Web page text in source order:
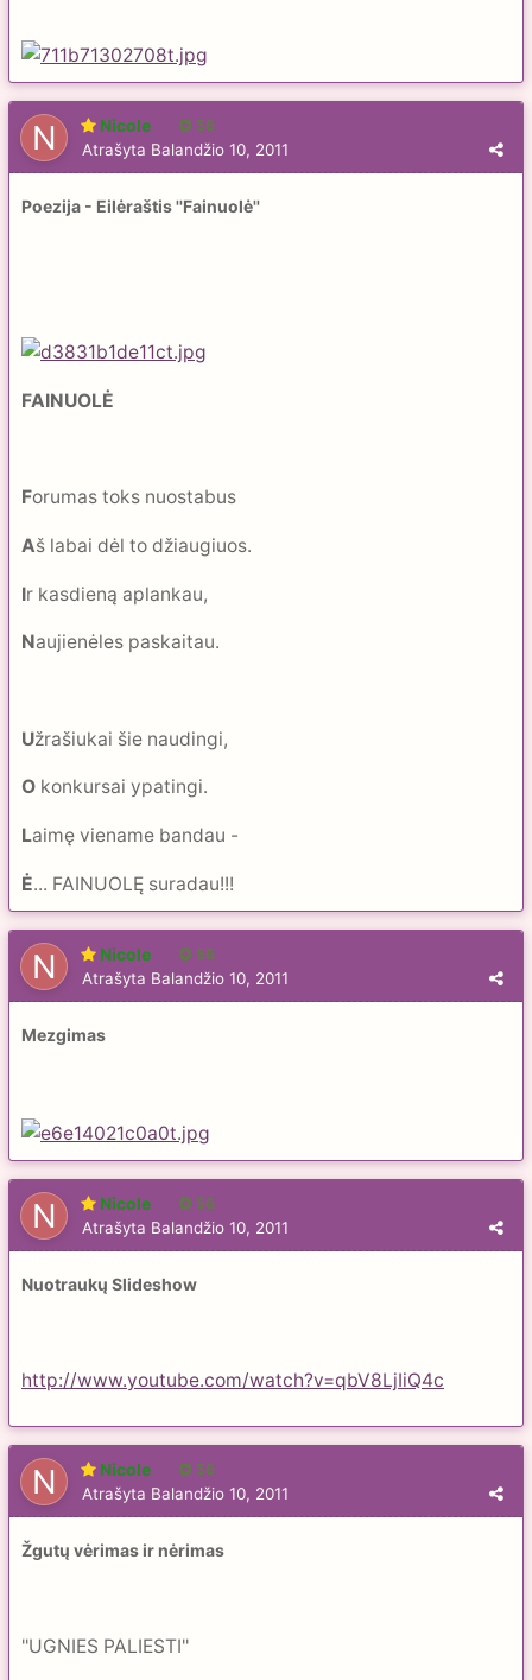
Nicole 56
Atrašyta Balandžio 10, 2011
Poezija - Eilėraštis ''Fainuolė''
FAINUOLĖ
Forumas toks nuostabus
Aš labai dėl to džiaugiuos.
Ir kasdieną aplankau,
Naujienėles paskaitau.
Užrašiukai šie naudingi,
O konkursai ypatingi.
Laimę viename bandau -
Ė... FAINUOLĘ suradau!!!
Nicole 56
Atrašyta Balandžio 10, 2011
Mezgimas
Nicole 56
Atrašyta Balandžio 10, 2011
Nuotraukų Slideshow
http://www.youtube.com/watch?v=qbV8LjIiQ4c
Nicole 56
Atrašyta Balandžio 10, 2011
Žgutų vėrimas ir nėrimas
''UGNIES PALIESTI''